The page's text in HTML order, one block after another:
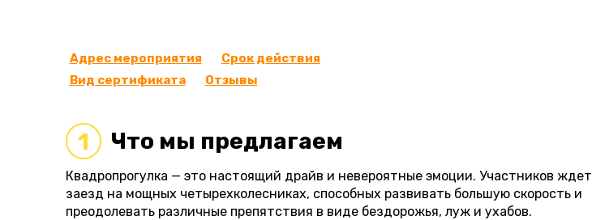
Адрес мероприятия
Срок действия
Вид сертификата
Отзывы
1 Что мы предлагаем
Квадропрогулка — это настоящий драйв и невероятные эмоции. Участников ждет
заезд на мощных четырехколесниках, способных развивать большую скорость и
преодолевать различные препятствия в виде бездорожья, луж и ухабов.